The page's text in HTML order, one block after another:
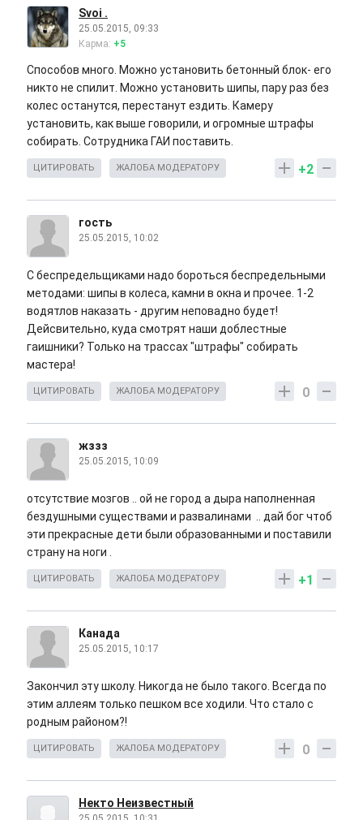
Svoi .
25.05.2015, 09:33
Карма: +5
Способов много. Можно установить бетонный блок- его
никто не спилит. Можно установить шипы, пару раз без
колес останутся, перестанут ездить. Камеру
установить, как выше говорили, и огромные штрафы
собирать. Сотрудника ГАИ поставить.
+2
ЦИТИРОВАТЬ ЖАЛОБА МОДЕРАТОРУ
гость
25.05.2015, 10:02
С беспредельщиками надо бороться беспредельными
методами: шипы в колеса, камни в окна и прочее. 1-2
водятлов наказать - другим неповадно будет!
Дейсвительно, куда смотрят наши доблестные
гаишники? Только на трассах "штрафы" собирать
мастера!
0
ЦИТИРОВАТЬ ЖАЛОБА МОДЕРАТОРУ
жззз
25.05.2015, 10:09
отсутствие мозгов .. ой не город а дыра наполненная
бездушными существами и развалинами .. дай бог чтоб
эти прекрасные дети были образованными и поставили
страну на ноги .
+1
ЦИТИРОВАТЬ ЖАЛОБА МОДЕРАТОРУ
Канада
25.05.2015, 10:17
Закончил эту школу. Никогда не было такого. Всегда по
этим аллеям только пешком все ходили. Что стало с
родным районом?!
0
ЦИТИРОВАТЬ ЖАЛОБА МОДЕРАТОРУ
Некто Неизвестный